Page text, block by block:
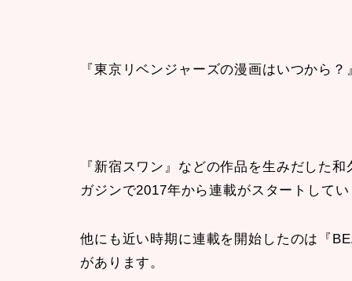
『東京リベンジャーズの漫画はいつから？
『新宿スワン』などの作品を生みだした
ガジンで2017年から連載がスタートして
他にも近い時期に連載を開始したのは『
があります。